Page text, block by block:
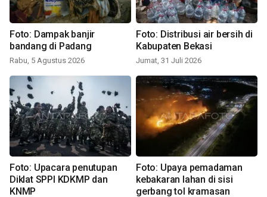
Foto: Dampak banjir
bandang di Padang
Rabu, 5 Agustus 2026
Foto: Distribusi air bersih di
Kabupaten Bekasi
Jumat, 31 Juli 2026
Foto: Upacara penutupan
Diklat SPPI KDKMP dan
KNMP
Foto: Upaya pemadaman
kebakaran lahan di sisi
gerbang tol kramasan